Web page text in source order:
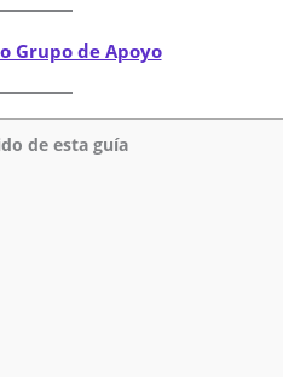
Grupo de Apoyo
de esta guía